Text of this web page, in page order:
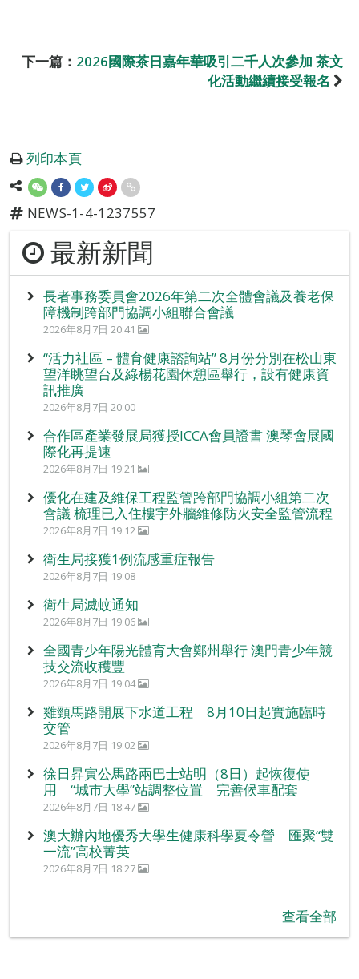
下一篇： 2026國際茶日嘉年華吸引二千人次參加 茶文
化活動繼續接受報名
列印本頁
NEWS-1-4-1237557
最新新聞
長者事務委員會2026年第二次全體會議及養老保
障機制跨部門協調小組聯合會議
2026年8月7日 20:41
“活力社區 – 體育健康諮詢站” 8月份分別在松山東
望洋眺望台及綠楊花園休憩區舉行，設有健康資
訊推廣
2026年8月7日 20:00
合作區產業發展局獲授ICCA會員證書 澳琴會展國
際化再提速
2026年8月7日 19:21
優化在建及維保工程監管跨部門協調小組第二次
會議 梳理已入住樓宇外牆維修防火安全監管流程
2026年8月7日 19:12
衛生局接獲1例流感重症報告
2026年8月7日 19:08
衛生局滅蚊通知
2026年8月7日 19:06
全國青少年陽光體育大會鄭州舉行 澳門青少年競
技交流收穫豐
2026年8月7日 19:04
雞頸馬路開展下水道工程 8月10日起實施臨時
交管
2026年8月7日 19:02
徐日昇寅公馬路兩巴士站明（8日）起恢復使
用 “城市大學”站調整位置 完善候車配套
2026年8月7日 18:47
澳大辦內地優秀大學生健康科學夏令營 匯聚“雙
一流”高校菁英
2026年8月7日 18:27
查看全部